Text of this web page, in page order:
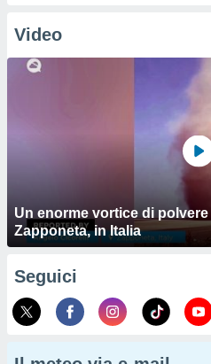
Video
Un enorme vortice di
Zapponeta, in Italia
Seguici